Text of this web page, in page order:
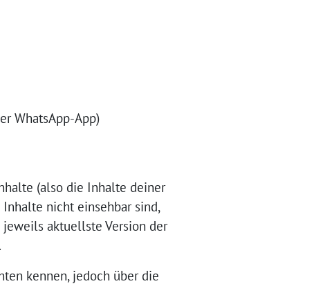
WhatsApp-App)
(also die Inhalte deiner
nicht einsehbar sind,
aktuellste Version der
kennen, jedoch über die